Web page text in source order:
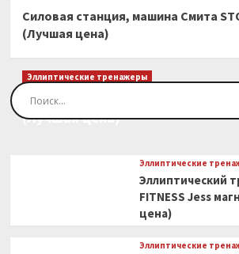
Силовая станция, машина Смита
(Лучшая цена)
Эллиптические тренажеры
Эллиптический тренажер EVO
(Лучшая цена)
Эллиптические
Эллиптический
FITNESS Jess
цена)
Эллиптические